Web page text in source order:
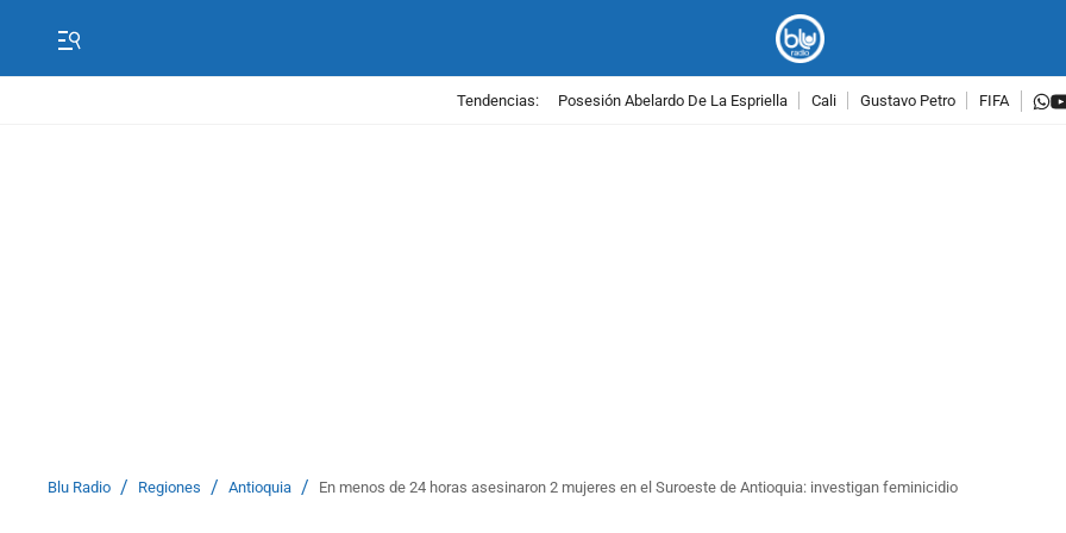
Tendencias: Posesión Abelardo De La Espriella Cali Gustavo Petro FIFA
Blu Radio / Regiones / Antioquia / En menos de 24 horas asesinaron 2 mujeres en el Suroeste de Antioquia: investigan feminicidio